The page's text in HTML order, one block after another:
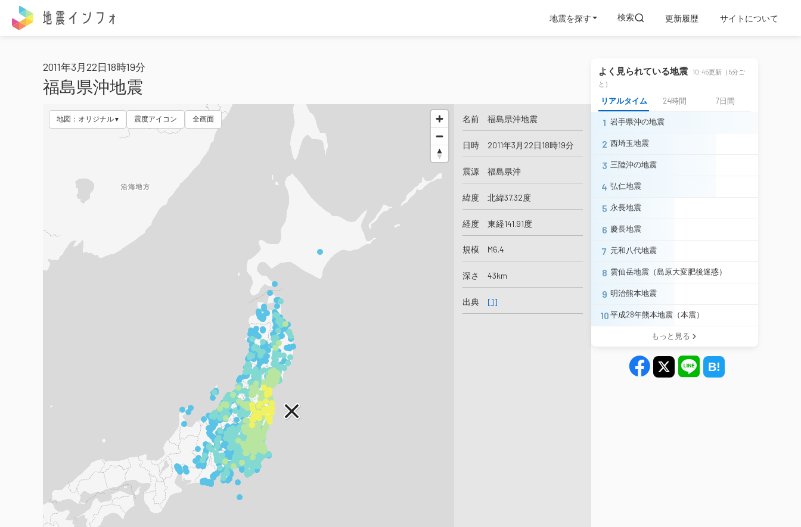
地震を探す 検索 更新履歴 サイトについて
2011年3月22日18時19分
福島県沖地震
地図：オリジナル 震度アイコン 全画面 名前 福島県沖地震
日時 2011年3月22日18時19分
震源 福島県沖
緯度 北緯37.32度
経度 東経141.91度
規模 M6.4
深さ 43km
出典 [1]
よく見られている地震
10:45更新（5分ご
と）
リアルタイム 24時間 7日間
1 岩手県沖の地震
2 西埼玉地震
3 三陸沖の地震
4 弘仁地震
5 永長地震
6 慶長地震
7 元和八代地震
8 雲仙岳地震（島原大変肥後迷惑）
9 明治熊本地震
10平成28年熊本地震（本震）
もっと見る